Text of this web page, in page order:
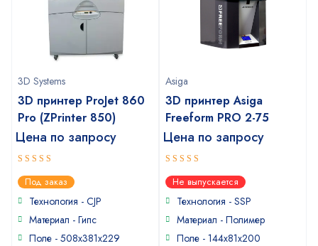
3D Systems
3D принтер ProJet 860
Pro (ZPrinter 850)
Цена по запросу
5out of 5
Под заказ
Технология - CJP
Материал - Гипс
Поле - 508x381x229
Asiga
3D принтер Asiga
Freeform PRO 2-75
Цена по запросу
5out of 5
Не выпускается
Технология - SSP
Материал - Полимер
Поле - 144x81x200